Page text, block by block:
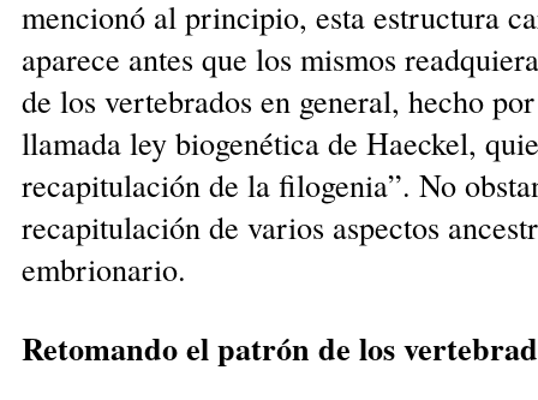
mencionó al principio, esta estructura
aparece antes que los mismos
de los vertebrados en general, hecho
llamada ley biogenética de Haeckel,
recapitulación de la filogenia”. No
recapitulación de varios aspectos
embrionario.
Retomando el patrón de los